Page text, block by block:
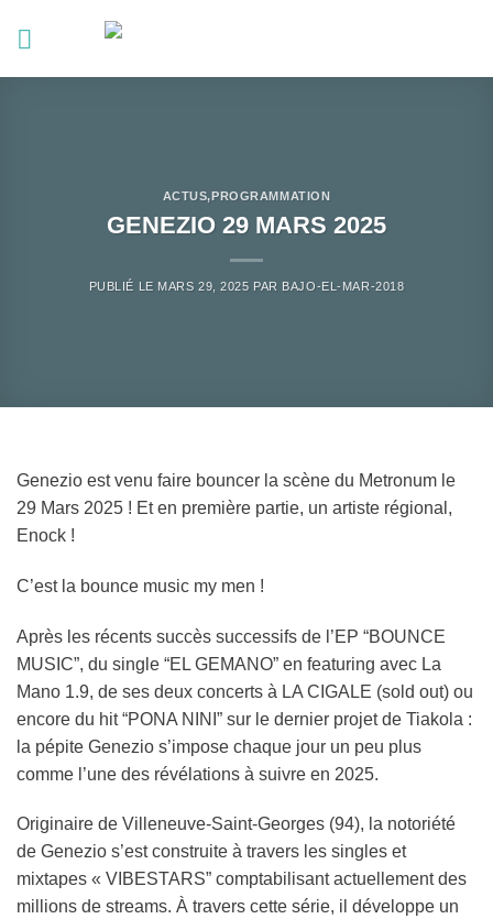
ACTUS, PROGRAMMATION
GENEZIO 29 MARS 2025
PUBLIÉ LE MARS 29, 2025 PAR BAJO-EL-MAR-2018
Genezio est venu faire bouncer la scène du Metronum le
29 Mars 2025 ! Et en première partie, un artiste régional,
Enock !
C’est la bounce music my men !
Après les récents succès successifs de l’EP “BOUNCE
MUSIC”, du single “EL GEMANO” en featuring avec La
Mano 1.9, de ses deux concerts à LA CIGALE (sold out) ou
encore du hit “PONA NINI” sur le dernier projet de Tiakola :
la pépite Genezio s’impose chaque jour un peu plus
comme l’une des révélations à suivre en 2025.
Originaire de Villeneuve-Saint-Georges (94), la notoriété
de Genezio s’est construite à travers les singles et
mixtapes « VIBESTARS” comptabilisant actuellement des
millions de streams. À travers cette série, il développe un